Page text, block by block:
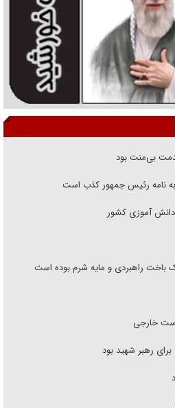
بی‌منت بود
به نامه رئیس جمهور کذب است
دانش آموزی کشور
باخت راهبردی و مایه شرم بوده است
خارجی
رهبر شهید بود